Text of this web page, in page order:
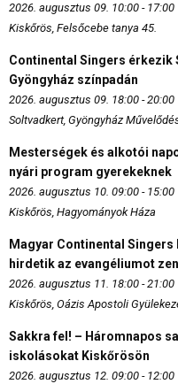
2026. augusztus 09. 10:00 - 17:00
Kiskőrös, Felsőcebe tanya 45.
Continental Singers érkezik
Gyöngyház színpadán
2026. augusztus 09. 18:00 - 20:00
Soltvadkert, Gyöngyház
Mesterségek és alkotói
nyári program gyerekeknek
2026. augusztus 10. 09:00 - 15:00
Kiskőrös, Hagyományok Háza
Magyar Continental
hirdetik az evangéliumot
2026. augusztus 11. 18:00 - 21:00
Kiskőrös, Oázis Apostoli
Sakkra fel! – Háromnapos
iskolásokat Kiskőrösön
2026. augusztus 12. 09:00 - 12:00